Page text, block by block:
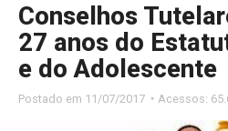
Conselhos
27 anos do
e do Adolescente
Postado em 11/07/2017 ◔ Acessos: